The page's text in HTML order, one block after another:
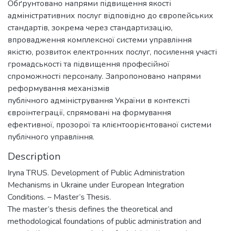
Обґрунтовано напрями підвищення якості
адміністративних послуг відповідно до європейських
стандартів, зокрема через стандартизацію,
впровадження комплексної системи управління
якістю, розвиток електронних послуг, посилення участі
громадськості та підвищення професійної
спроможності персоналу. Запропоновано напрями
реформування механізмів
публічного адміністрування України в контексті
євроінтеграції, спрямовані на формування
ефективної, прозорої та клієнтоорієнтованої системи
публічного управління.
Description
Iryna TRUS. Development of Public Administration
Mechanisms in Ukraine under European Integration
Conditions. – Master’s Thesis.
The master’s thesis defines the theoretical and
methodological foundations of public administration and